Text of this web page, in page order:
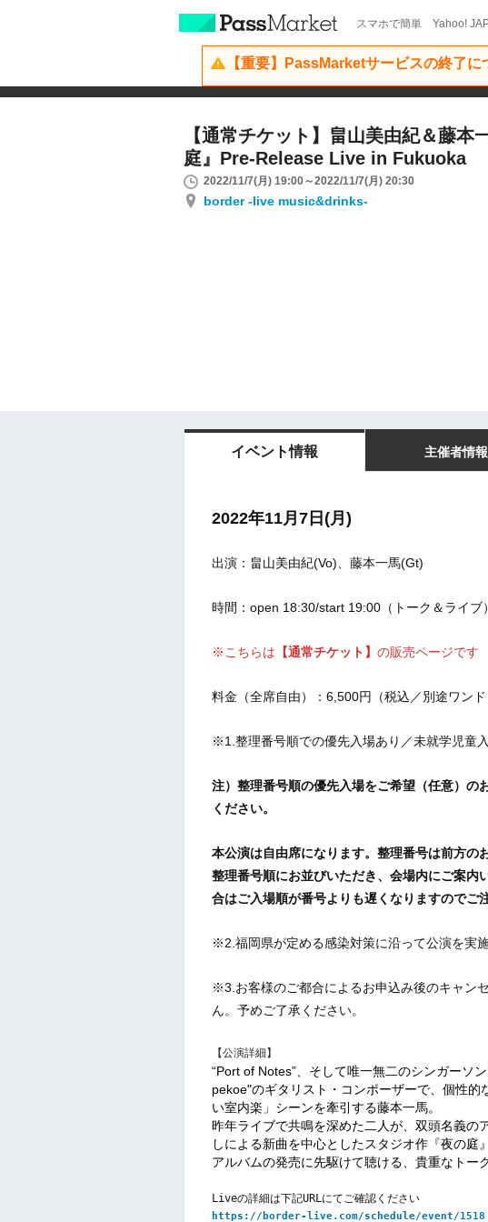
スマホで簡単 Yahoo!
【重要】PassMarketサービスの終了に
【通常チケット】畠山美由紀＆藤本
庭』Pre-Release Live in Fukuoka
2022/11/7(月) 19:00～2022/11/7(月) 20:30
border -live music&drinks-
イベント情報 主催者情報
2022年11月7日(月 )
出演：畠山美由紀(Vo)、藤本一馬(Gt)
時間：open 18:30/start 19:00（トーク＆ライブ）
※こちらは 【通常チケット】 の販売ページです
料金（全席自由）：6,500円（税込／別途ワンド
※1.整理番号順での優先入場あり／未就学児童
注）整理番号順の優先入場をご希望（任意）の
ください。
本公演は自由席になります。整理番号は前方の
整理番号順にお並びいただき、会場内にご案内
合はご入場順が番号よりも遅くなりますのでご
※2. 福岡県が定める感染対策に沿って公演を実
※3.お客様のご都合によるお申込み後のキャン
ん。予めご了承ください。
【公演詳細】
“Port of Notes”、そして唯一無二のシンガーソ
pekoe"のギタリスト・コンポーザーで、個性的
い室内楽」シーンを牽引する藤本一馬。
昨年ライブで共鳴を深めた二人が、双頭名義の
しによる新曲を中心としたスタジオ作『夜の庭
アルバムの発売に先駆けて聴ける、貴重なトー
Liveの詳細は下記URLにてご確認ください
https://border-live.com/schedule/event/1518